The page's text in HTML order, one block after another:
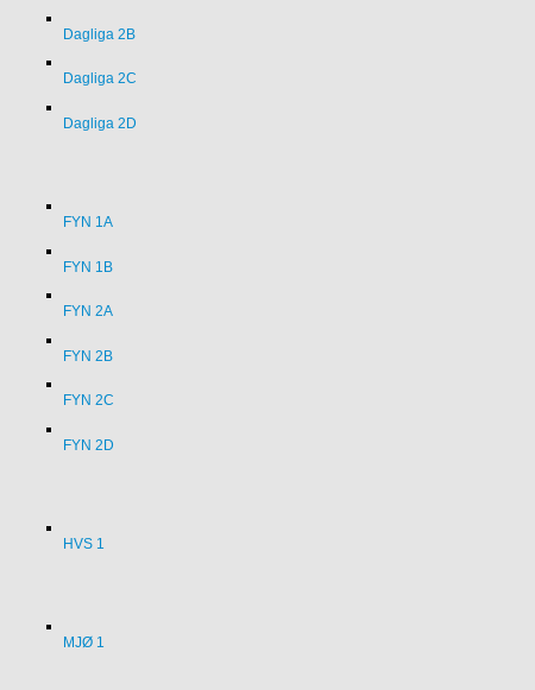
Dagliga 2B
Dagliga 2C
Dagliga 2D
FYN 1A
FYN 1B
FYN 2A
FYN 2B
FYN 2C
FYN 2D
HVS 1
MJØ 1